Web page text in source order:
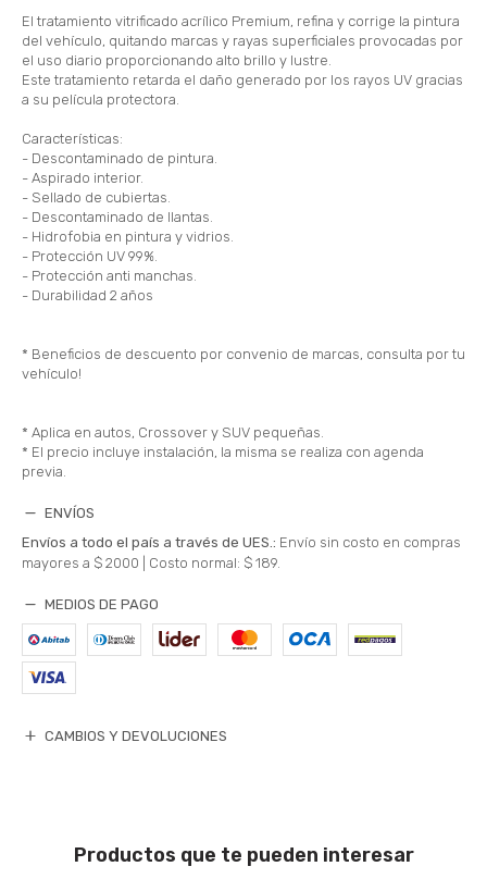
El tratamiento vitrificado acrílico Premium, refina y corrige la pintura
del vehículo, quitando marcas y rayas superficiales provocadas por
el uso diario proporcionando alto brillo y lustre.
Este tratamiento retarda el daño generado por los rayos UV gracias
a su película protectora.
Características:
- Descontaminado de pintura.
- Aspirado interior.
- Sellado de cubiertas.
- Descontaminado de llantas.
- Hidrofobia en pintura y vidrios.
- Protección UV 99%.
- Protección anti manchas.
- Durabilidad 2 años
* Beneficios de descuento por convenio de marcas, consulta por tu
vehículo!
* Aplica en autos, Crossover y SUV pequeñas.
* El precio incluye instalación, la misma se realiza con agenda
previa.
ENVÍOS
Envíos a todo el país a través de UES.: Envío sin costo en compras
mayores a $ 2000 | Costo normal: $ 189.
MEDIOS DE PAGO
CAMBIOS Y DEVOLUCIONES
Productos que te pueden interesar